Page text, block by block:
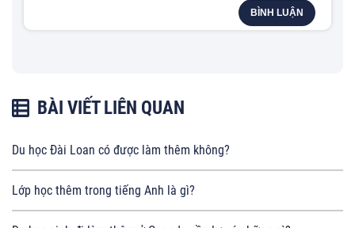
BÌNH LUẬN
BÀI VIẾT LIÊN QUAN
Du học Đài Loan có được làm thêm không?
Lớp học thêm trong tiếng Anh là gì?